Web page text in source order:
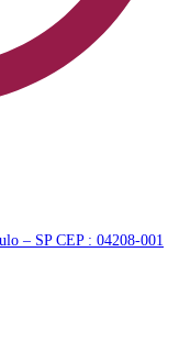
– SP CEP : 04208-001